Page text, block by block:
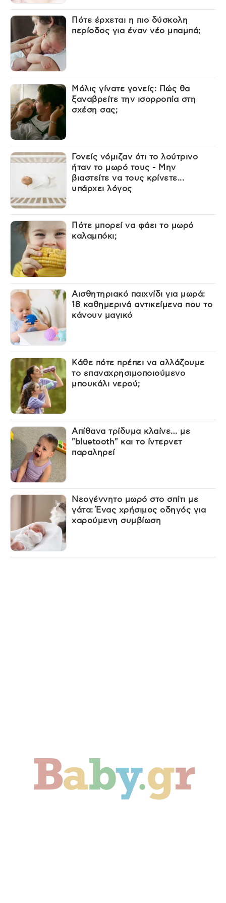
Πότε έρχεται η πιο δύσκολη
περίοδος για έναν νέο μπαμπά;
Μόλις γίνατε γονείς: Πώς θα
ξαναβρείτε την ισορροπία στη
σχέση σας;
Γονείς νόμιζαν ότι το λούτρινο
ήταν το μωρό τους - Μην
βιαστείτε να τους κρίνετε...
υπάρχει λόγος
Πότε μπορεί να φάει το μωρό
καλαμπόκι;
Αισθητηριακό παιχνίδι για μωρά:
18 καθημερινά αντικείμενα που το
κάνουν μαγικό
Κάθε πότε πρέπει να αλλάζουμε
το επαναχρησιμοποιούμενο
μπουκάλι νερού;
Απίθανα τρίδυμα κλαίνε… με
"bluetooth" και το ίντερνετ
παραληρεί
Νεογέννητο μωρό στο σπίτι με
γάτα: Ένας χρήσιμος οδηγός για
χαρούμενη συμβίωση